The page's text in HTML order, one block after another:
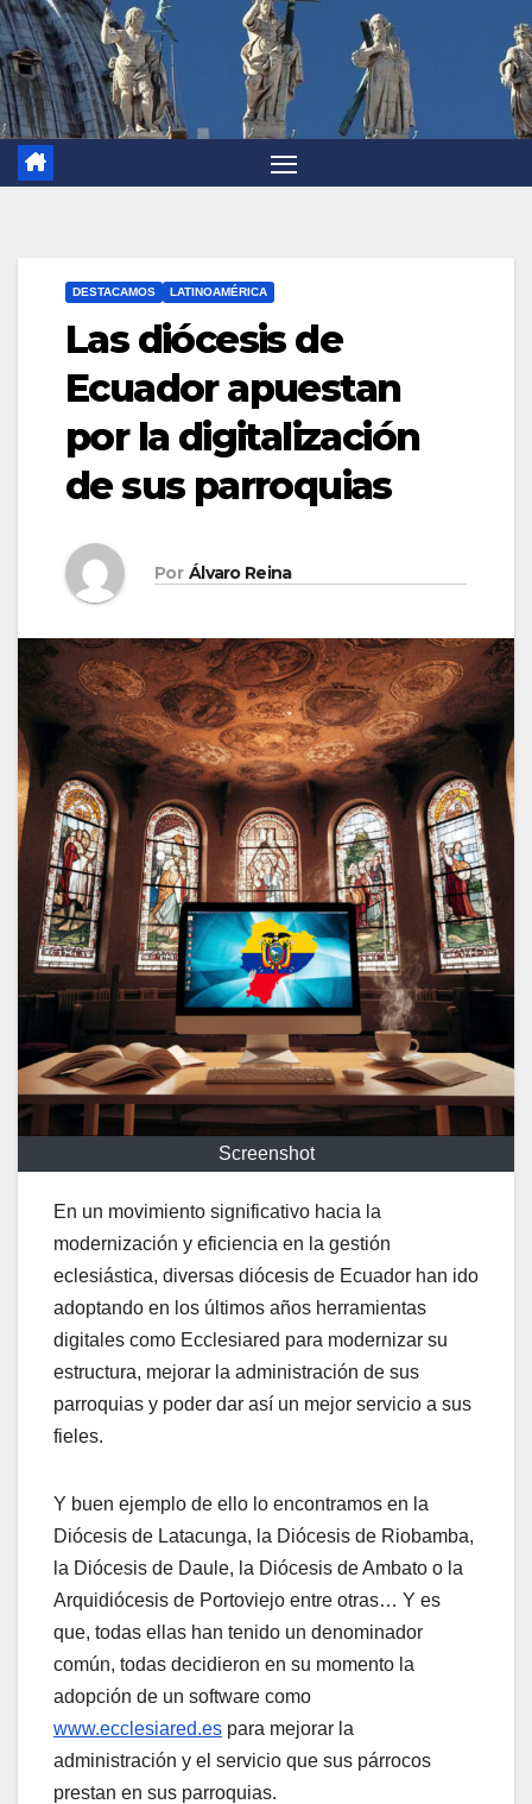
DESTACAMOS LATINOAMÉRICA
Las diócesis de
Ecuador apuestan
por la digitalización
de sus parroquias
Por Álvaro Reina
Screenshot
En un movimiento significativo hacia la
modernización y eficiencia en la gestión
eclesiástica, diversas diócesis de Ecuador han ido
adoptando en los últimos años herramientas
digitales como Ecclesiared para modernizar su
estructura, mejorar la administración de sus
parroquias y poder dar así un mejor servicio a sus
fieles.
Y buen ejemplo de ello lo encontramos en la
Diócesis de Latacunga, la Diócesis de Riobamba,
la Diócesis de Daule, la Diócesis de Ambato o la
Arquidiócesis de Portoviejo entre otras… Y es
que, todas ellas han tenido un denominador
común, todas decidieron en su momento la
adopción de un software como
www.ecclesiared.es para mejorar la
administración y el servicio que sus párrocos
prestan en sus parroquias.